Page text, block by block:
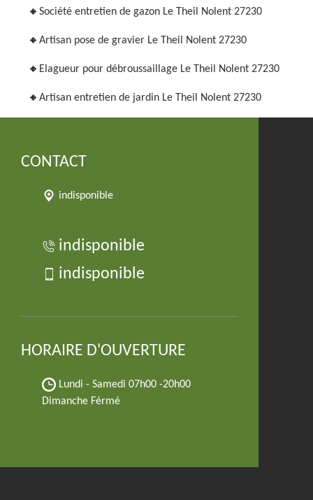
Société entretien de gazon Le Theil Nolent 27230
Artisan pose de gravier Le Theil Nolent 27230
Elagueur pour débroussaillage Le Theil Nolent 27230
Artisan entretien de jardin Le Theil Nolent 27230
CONTACT
indisponible
indisponible
indisponible
HORAIRE D'OUVERTURE
Lundi - Samedi 07h00 -20h00
Dimanche Férmé